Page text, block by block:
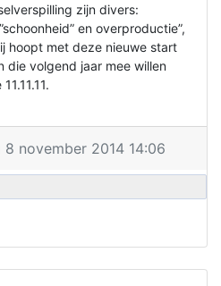
zijn divers:
en overproductie”,
hoopt met deze nieuwe start
die volgend jaar mee willen
november 2014 14:06